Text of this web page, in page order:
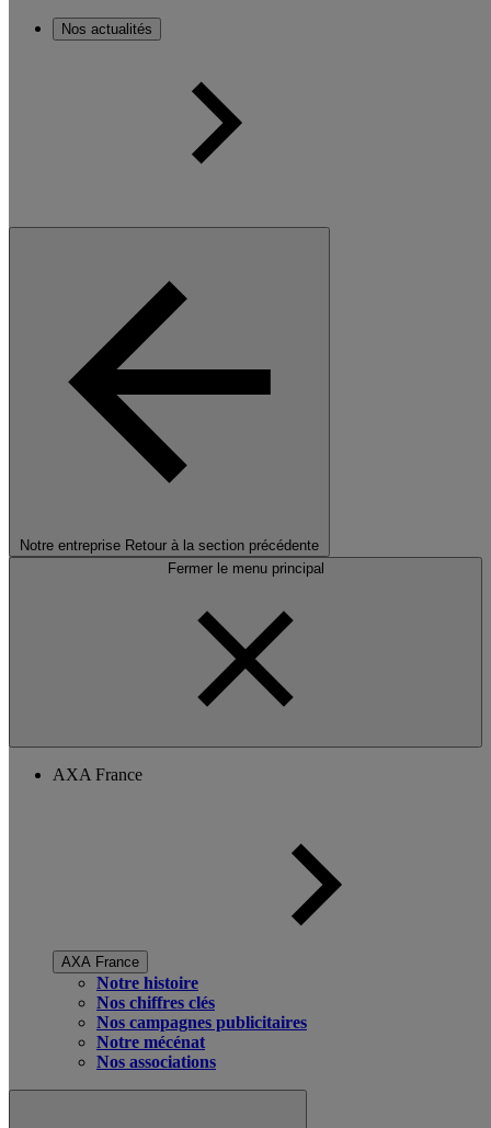
Nos actualités
Notre entreprise Retour à la section précédente
Fermer le menu principal
AXA France
AXA France
Notre histoire
Nos chiffres clés
Nos campagnes publicitaires
Notre mécénat
Nos associations